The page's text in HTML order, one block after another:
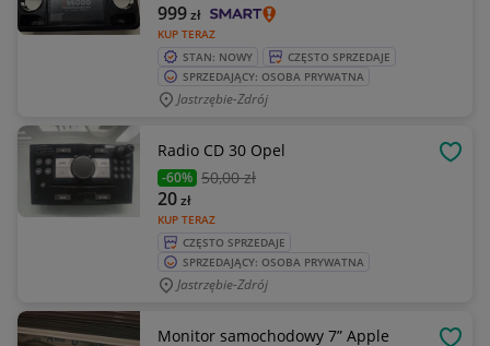
KUP TERAZ
999zł
STAN: NOWY
CZĘSTO SPRZEDAJE
SPRZEDAJĄCY: OSOBA PRYWATNA
Jastrzębie-Zdrój
Radio CD 30 Opel
-60% 50,00 zł
KUP TERAZ
20zł
CZĘSTO SPRZEDAJE
SPRZEDAJĄCY: OSOBA PRYWATNA
Jastrzębie-Zdrój
Monitor samochodowy 7” Apple